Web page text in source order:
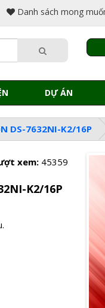
Danh sách mong
DỰ ÁN
DS-7632NI-K2/16P
xem: 45359
K2/16P